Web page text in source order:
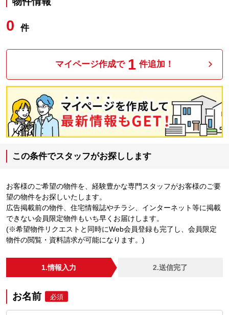
0 件
マイページ作成で 1 件追加！
この条件でスタッフがお探しします
お客様のご希望の物件を、経験豊かな専門スタッフがお客様のご要
望の物件をお探しいたします。
広告掲載前の物件、住宅情報誌やチラシ、インターネット等に掲載
できない会員限定物件もいち早くお届けします。
(※希望物件リクエストと同時にWeb会員登録も完了し、会員限定
物件の閲覧・資料請求が可能になります。)
1.情報入力 2.送信完了
お名前 必須